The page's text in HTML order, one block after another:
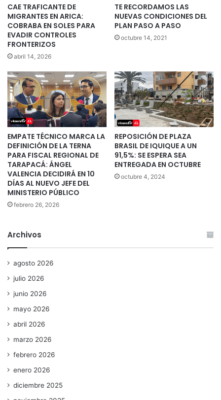
CAE TRAFICANTE DE
MIGRANTES EN ARICA:
COBRABA EN SOLES PARA
EVADIR CONTROLES
FRONTERIZOS
abril 14, 2026
TE RECORDAMOS LAS
NUEVAS CONDICIONES DEL
PLAN PASO A PASO
octubre 14, 2021
EMPATE TÉCNICO MARCA LA
DEFINICIÓN DE LA TERNA
PARA FISCAL REGIONAL DE
TARAPACÁ: ÁNGEL
VALENCIA DECIDIRÁ EN 10
DÍAS AL NUEVO JEFE DEL
MINISTERIO PÚBLICO
febrero 26, 2026
REPOSICIÓN DE PLAZA
BRASIL DE IQUIQUE A UN
91,5%: SE ESPERA SEA
ENTREGADA EN OCTUBRE
octubre 4, 2024
Archivos
agosto 2026
julio 2026
junio 2026
mayo 2026
abril 2026
marzo 2026
febrero 2026
enero 2026
diciembre 2025